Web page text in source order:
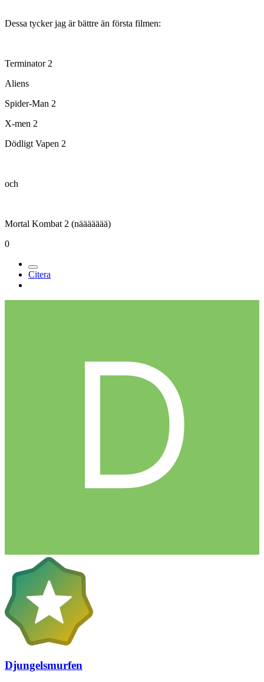
Dessa tycker jag är bättre än första filmen:
Terminator 2
Aliens
Spider-Man 2
X-men 2
Dödligt Vapen 2
och
Mortal Kombat 2 (näääääää)
0
Citera
Djungelsmurfen